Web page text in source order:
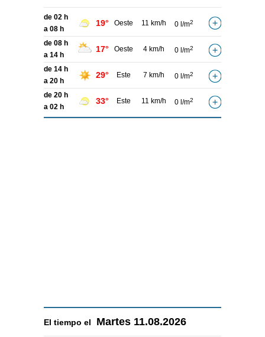
de 02 h
a 08 h
19° Oeste 11 km/h 0 l/m2
de 08 h
a 14 h
17° Oeste 4 km/h 0 l/m2
de 14 h
a 20 h
29° Este 7 km/h 0 l/m2
de 20 h
a 02 h
33° Este 11 km/h 0 l/m2
El tiempo el Martes 11.08.2026